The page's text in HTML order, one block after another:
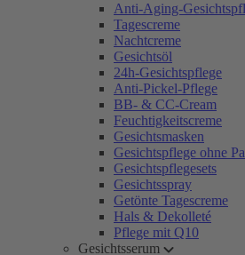
Anti-Aging-
Tagescreme
Nachtcreme
Gesichtsöl
24h-Gesichtspflege
Anti-Pickel-Pflege
BB- & CC-Cream
Feuchtigkeitscreme
Gesichtsmasken
Gesichtspflege ohne
Gesichtspflegesets
Gesichtsspray
Getönte Tagescreme
Hals & Dekolleté
Pflege mit Q10
Gesichtsserum